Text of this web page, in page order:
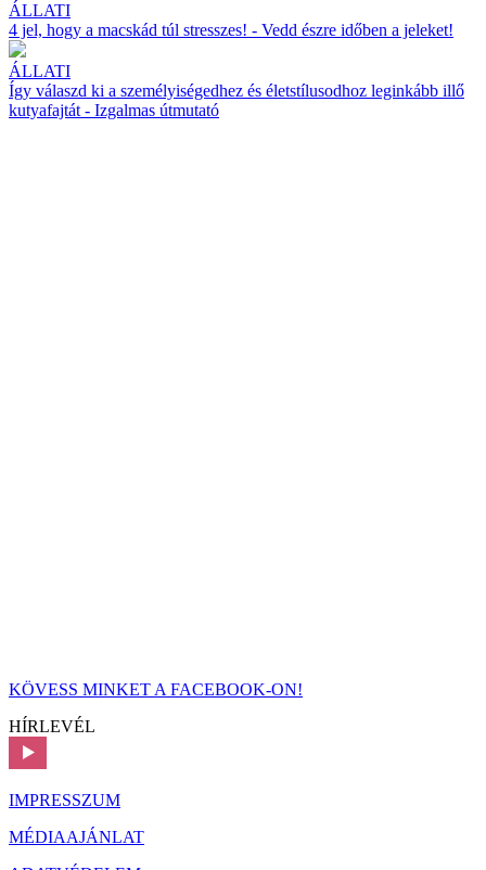
ÁLLATI
4 jel, hogy a macskád túl stresszes! - Vedd észre időben a jeleket!
ÁLLATI
Így válaszd ki a személyiségedhez és életstílusodhoz leginkább illő
kutyafajtát - Izgalmas útmutató
KÖVESS MINKET A FACEBOOK-ON!
HÍRLEVÉL
IMPRESSZUM
MÉDIAAJÁNLAT